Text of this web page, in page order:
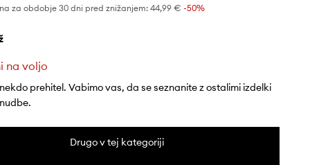
za obdobje 30 dni pred znižanjem: 44,99 € -50%
na voljo
prehitel. Vabimo vas, da se seznanite z ostalimi izdelki
Drugo v tej kategoriji